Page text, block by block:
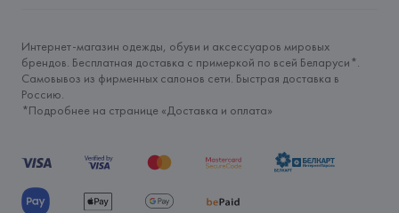
Интернет-магазин одежды, обуви и аксессуаров мировых
брендов. Бесплатная доставка с примеркой по всей Беларуси*.
Самовывоз из фирменных салонов сети. Быстрая доставка в
Россию.
*Подробнее на странице «Доставка и оплата»